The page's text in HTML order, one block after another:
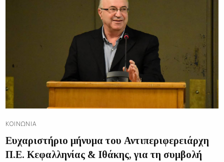
ΚΟΙΝΩΝΊΑ
Ευχαριστήριο μήνυμα του Αντιπεριφερειάρχη
Π.Ε. Κεφαλληνίας & Ιθάκης, για τη συμβολή